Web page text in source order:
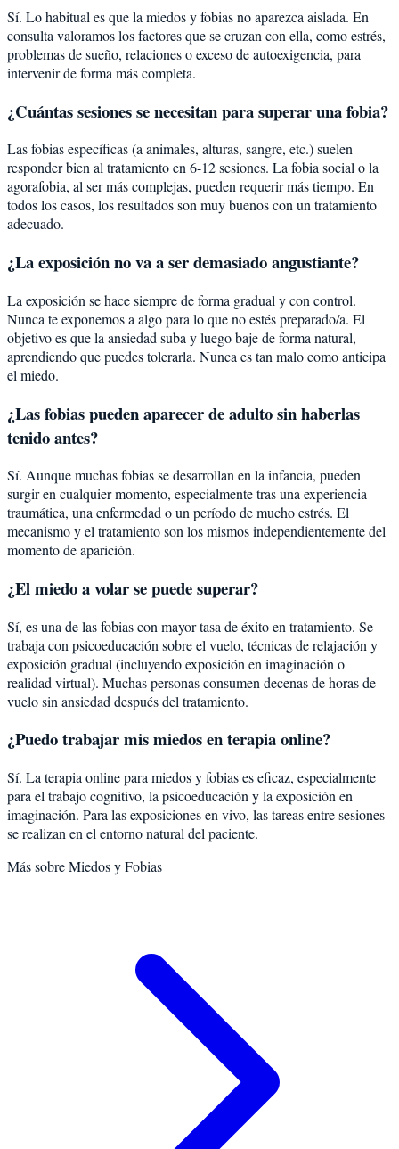
Sí. Lo habitual es que la miedos y fobias no aparezca aislada. En
consulta valoramos los factores que se cruzan con ella, como estrés,
problemas de sueño, relaciones o exceso de autoexigencia, para
intervenir de forma más completa.
¿Cuántas sesiones se necesitan para superar una fobia?
Las fobias específicas (a animales, alturas, sangre, etc.) suelen
responder bien al tratamiento en 6-12 sesiones. La fobia social o la
agorafobia, al ser más complejas, pueden requerir más tiempo. En
todos los casos, los resultados son muy buenos con un tratamiento
adecuado.
¿La exposición no va a ser demasiado angustiante?
La exposición se hace siempre de forma gradual y con control.
Nunca te exponemos a algo para lo que no estés preparado/a. El
objetivo es que la ansiedad suba y luego baje de forma natural,
aprendiendo que puedes tolerarla. Nunca es tan malo como anticipa
el miedo.
¿Las fobias pueden aparecer de adulto sin haberlas
tenido antes?
Sí. Aunque muchas fobias se desarrollan en la infancia, pueden
surgir en cualquier momento, especialmente tras una experiencia
traumática, una enfermedad o un período de mucho estrés. El
mecanismo y el tratamiento son los mismos independientemente del
momento de aparición.
¿El miedo a volar se puede superar?
Sí, es una de las fobias con mayor tasa de éxito en tratamiento. Se
trabaja con psicoeducación sobre el vuelo, técnicas de relajación y
exposición gradual (incluyendo exposición en imaginación o
realidad virtual). Muchas personas consumen decenas de horas de
vuelo sin ansiedad después del tratamiento.
¿Puedo trabajar mis miedos en terapia online?
Sí. La terapia online para miedos y fobias es eficaz, especialmente
para el trabajo cognitivo, la psicoeducación y la exposición en
imaginación. Para las exposiciones en vivo, las tareas entre sesiones
se realizan en el entorno natural del paciente.
Más sobreMiedos y Fobias